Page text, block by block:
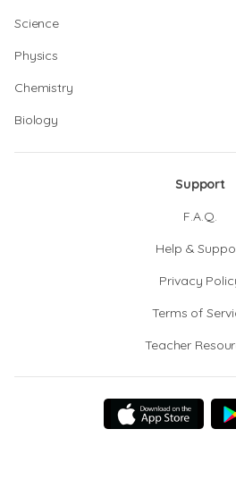
Science
Physics
Chemistry
Biology
Support
F.A.Q.
Help &
Privacy
Terms of
Teacher